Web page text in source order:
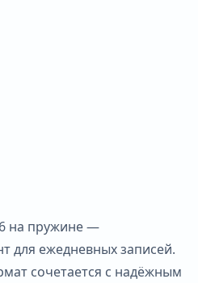
на пружине —
для ежедневных записей.
сочетается с надёжным